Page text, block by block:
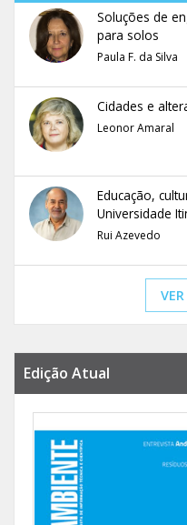
Soluções de
para solos
Paula F. da Silva
Cidades e
Leonor Amaral
Educação,
Universidade
Rui Azevedo
Edição Atual